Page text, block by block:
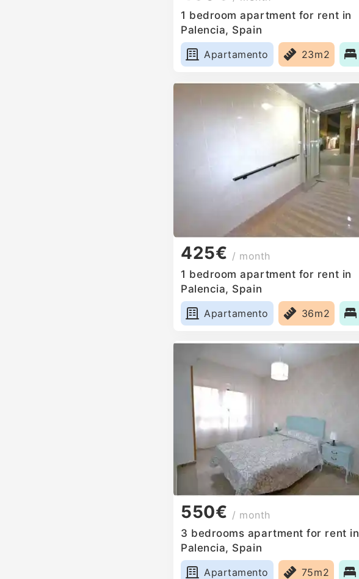
1 bedroom apartment for rent in
Palencia, Spain
Apartamento
23m2
425€ / month
1 bedroom apartment for rent in
Palencia, Spain
Apartamento
36m2
550€ / month
3 bedrooms apartment for rent in
Palencia, Spain
Apartamento
75m2